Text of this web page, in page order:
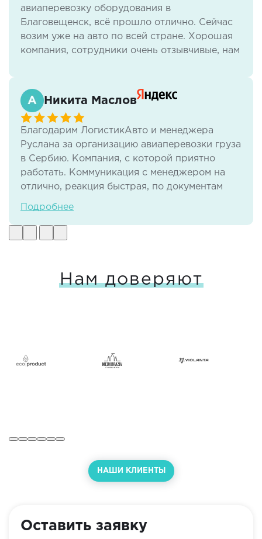
авиаперевозку оборудования в
Благовещенск, всё прошло отлично. Сейчас
возим уже на авто по всей стране. Хорошая
компания, сотрудники очень отзывчивые, нам
Никита Маслов
Благодарим ЛогистикАвто и менеджера
Руслана за организацию авиаперевозки груза
в Сербию. Компания, с которой приятно
работать. Коммуникация с менеджером на
отлично, реакция быстрая, по документам
тоже нет никаких проблем. И самое важное -
виде.
Подробнее
Нам доверяют
НАШИ КЛИЕНТЫ
Оставить заявку